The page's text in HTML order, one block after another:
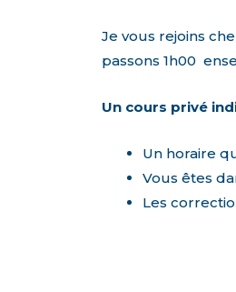
Je vous rejoins
passons 1h00
Un cours privé
Un horaire
Vous êtes
Les